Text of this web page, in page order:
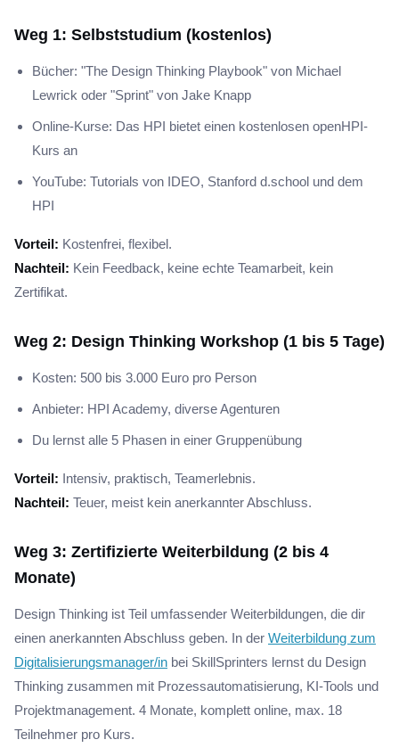
Weg 1: Selbststudium (kostenlos)
Bücher: "The Design Thinking Playbook" von Michael
Lewrick oder "Sprint" von Jake Knapp
Online-Kurse: Das HPI bietet einen kostenlosen openHPI-
Kurs an
YouTube: Tutorials von IDEO, Stanford d.school und dem
HPI
Vorteil: Kostenfrei, flexibel.
Nachteil: Kein Feedback, keine echte Teamarbeit, kein
Zertifikat.
Weg 2: Design Thinking Workshop (1 bis 5 Tage)
Kosten: 500 bis 3.000 Euro pro Person
Anbieter: HPI Academy, diverse Agenturen
Du lernst alle 5 Phasen in einer Gruppenübung
Vorteil: Intensiv, praktisch, Teamerlebnis.
Nachteil: Teuer, meist kein anerkannter Abschluss.
Weg 3: Zertifizierte Weiterbildung (2 bis 4
Monate)
Design Thinking ist Teil umfassender Weiterbildungen, die dir
einen anerkannten Abschluss geben. In der Weiterbildung zum
Digitalisierungsmanager/in bei SkillSprinters lernst du Design
Thinking zusammen mit Prozessautomatisierung, KI-Tools und
Projektmanagement. 4 Monate, komplett online, max. 18
Teilnehmer pro Kurs.